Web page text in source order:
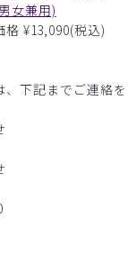
女兼用)
¥13,090(税込)
下記までご連絡を